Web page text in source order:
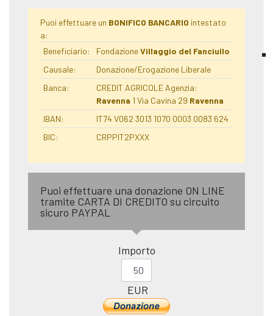
Puoi effettuare un BONIFICO BANCARIO intestato
a:
Beneficiario:
FondazioneVillaggio del Fanciullo
Causale:
Donazione/Erogazione Liberale
Banca:
CREDIT AGRICOLE Agenzia:
Ravenna 1 Via Cavina 29 Ravenna
IBAN:
IT74 V062 3013 1070 0003 0083 624
BIC:
CRPPIT2PXXX
Puoi effettuare una donazione ON LINE
tramite CARTA DI CREDITO su circuito
sicuro PAYPAL
Importo
EUR